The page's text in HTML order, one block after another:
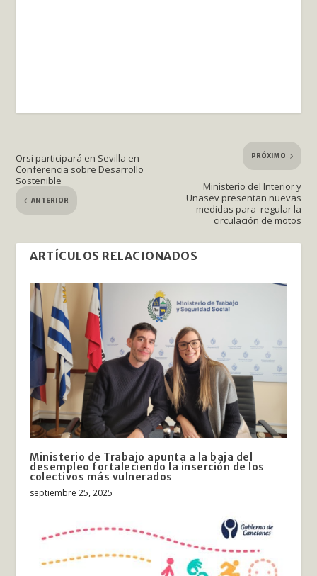
Orsi participará en Sevilla en
Conferencia sobre Desarrollo
Sostenible
ANTERIOR
PRÓXIMO
Ministerio del Interior y
Unasev presentan nuevas
medidas para regular la
circulación de motos
ARTÍCULOS RELACIONADOS
Ministerio de Trabajo apunta a la baja del
desempleo fortaleciendo la inserción de los
colectivos más vulnerados
septiembre 25, 2025